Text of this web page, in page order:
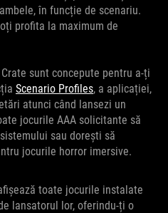
în funcție de scenariu.
profita la maximum de
sunt concepute pentru a-ți
Scenario Profiles, a aplicației,
atunci când lansezi un
jocurile AAA solicitante să
sau dorești să
jocurile horror imersive.
toate jocurile instalate
lansatorul lor, oferindu-ți o